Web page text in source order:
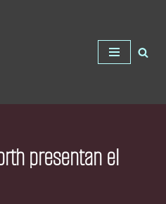
presentan el